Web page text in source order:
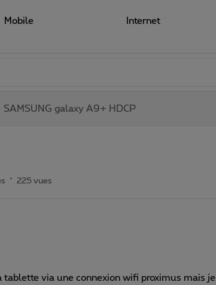
Mobile Internet
SAMSUNG galaxy A9+ HDCP
225 vues
tablette via une connexion wifi proximus mais je